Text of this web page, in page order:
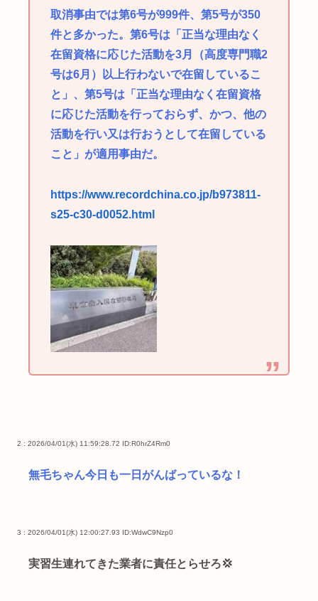
取消事由では第6号が999件、第5号が350
件と多かった。第6号は「正当な理由なく
在留資格に応じた活動を3月（高度専門職2
号は6月）以上行わないで在留しているこ
と」、第5号は「正当な理由なく在留資格
に応じた活動を行っておらず、かつ、他の
活動を行い又は行おうとして在留している
こと」が適用事由だ。
https://www.recordchina.co.jp/b973811-
s25-c30-d0052.html
2 : 2026/04/01(水) 11:59:28.72 ID:R0hrZ4Rm0
無毛ちゃん今日も一日がんばっているな！
3 : 2026/04/01(水) 12:00:27.93 ID:WdwC9Nzp0
実習生連れてきた業者に責任とらせろ💢